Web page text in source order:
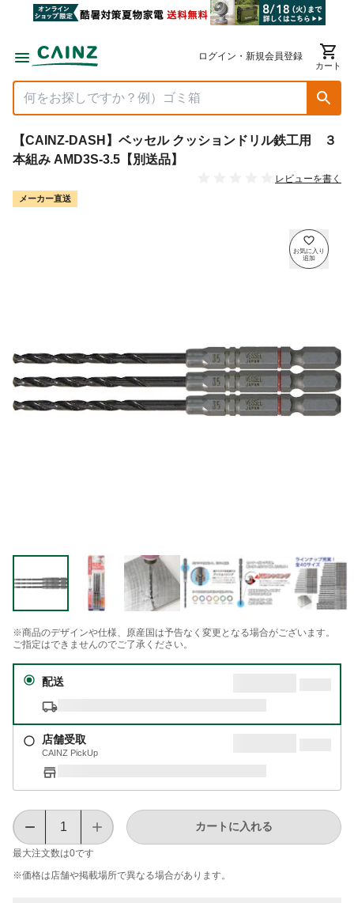
ログイン・新規会員登録
カート
【CAINZ-DASH】ベッセル クッションドリル鉄工用 ３
本組み AMD3S-3.5【別送品】
レビューを書く
メーカー直送
※商品のデザインや仕様、原産国は予告なく変更となる場合がございます。
ご指定はできませんのでご了承ください。
配送
店舗受取
CAINZ PickUp
最大注文数は0です
カートに入れる
※価格は​店舗や​掲載場所で​異なる​場合が​あります。